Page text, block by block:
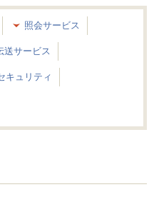
照会サービス
送サービス
キュリティ